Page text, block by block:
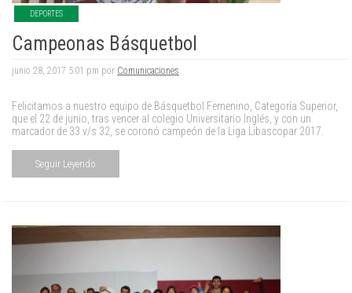
DEPORTES
Campeonas Básquetbol
junio 28, 2017 5:01 pm por Comunicaciones.
Felicitamos a nuestro equipo de Básquetbol Femenino, Categoría Superior,
que el 22 de junio, tras vencer al colegio Universitario Inglés, y con un
marcador de 33 v/s 32, se coronó campeón de la Liga Libascopar 2017.
Seguir Leyendo